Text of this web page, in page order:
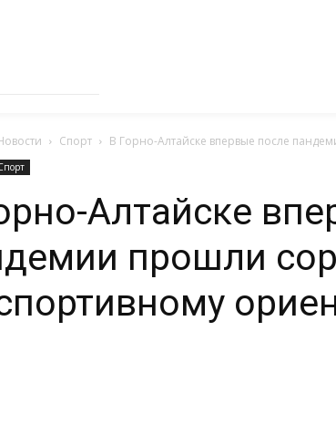
Спорт В Горно-Алтайске впервые после
Алтайске
прошли